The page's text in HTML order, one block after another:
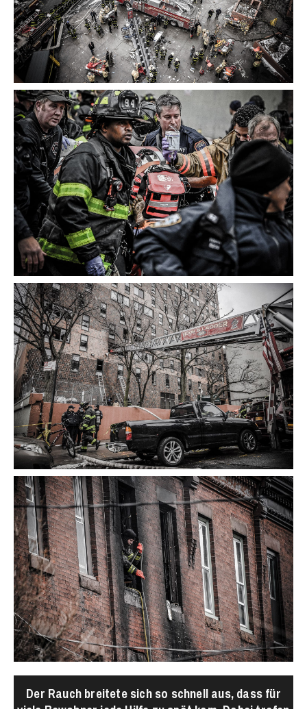
Der Rauch breitete sich so schnell aus, dass für